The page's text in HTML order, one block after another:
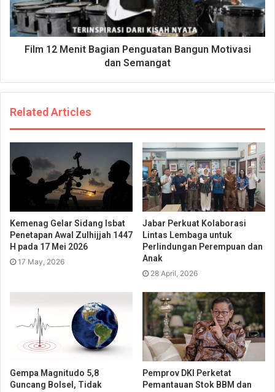
Film 12 Menit Bagian Penguatan Bangun Motivasi
dan Semangat
Related Articles
Kemenag Gelar Sidang Isbat
Penetapan Awal Zulhijjah 1447
H pada 17 Mei 2026
17 May, 2026
Jabar Perkuat Kolaborasi
Lintas Lembaga untuk
Perlindungan Perempuan dan
Anak
28 April, 2026
Gempa Magnitudo 5,8
Guncang Bolsel, Tidak
Pemprov DKI Perketat
Pemantauan Stok BBM dan